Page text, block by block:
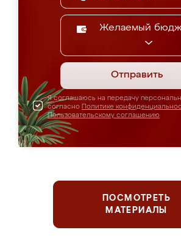
Желаемый
Отправить
Я соглашаюсь на передачу
согласно Политике
Пользовательскому соглашению
ПОСМОТРЕТЬ
МАТЕРИАЛЫ